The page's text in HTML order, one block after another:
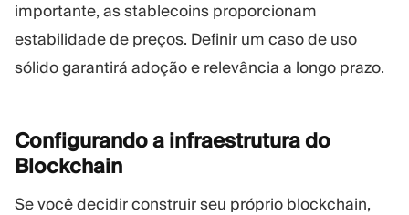
importante, as stablecoins proporcionam
estabilidade de preços. Definir um caso de uso
sólido garantirá adoção e relevância a longo prazo.
Configurando a infraestrutura do
Blockchain
Se você decidir construir seu próprio blockchain,